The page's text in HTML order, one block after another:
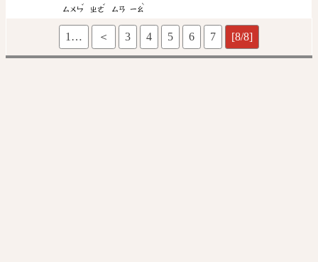
ㄙㄨㄣ
ˇ
ㄓㄜ
ˇ
ㄙㄢ ㄧㄠ
ˋ
1… ＜ 3 4 5 6 7 [8/8]